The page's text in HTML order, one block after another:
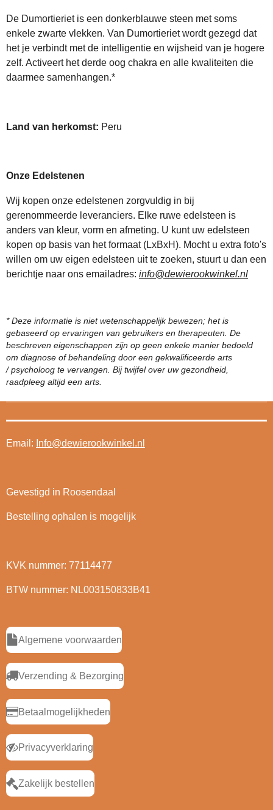
De Dumortieriet is een donkerblauwe steen met soms
enkele zwarte vlekken. Van Dumortieriet wordt gezegd dat
het je verbindt met de intelligentie en wijsheid van je hogere
zelf. Activeert het derde oog chakra en alle kwaliteiten die
daarmee samenhangen.*
Land van herkomst: Peru
Onze Edelstenen
Wij kopen onze edelstenen zorgvuldig in bij
gerenommeerde leveranciers. Elke ruwe edelsteen is
anders van kleur, vorm en afmeting. U kunt uw edelsteen
kopen op basis van het formaat (LxBxH). Mocht u extra foto's
willen om uw eigen edelsteen uit te zoeken, stuurt u dan een
berichtje naar ons emailadres: info@dewierookwinkel.nl
* Deze informatie is niet wetenschappelijk bewezen; het is
gebaseerd op ervaringen van gebruikers en therapeuten. De
beschreven eigenschappen zijn op geen enkele manier bedoeld
om diagnose of behandeling door een gekwalificeerde arts
/ psycholoog te vervangen. Bij twijfel over uw gezondheid,
raadpleeg altijd een arts.
Email: Info@dewierookwinkel.nl
Gevestigd in Roosendaal
Bestelling ophalen is mogelijk
KVK nummer: 77114477
BTW nummer: NL003150833B41
Algemene voorwaarden
Verzending & Bezorging
Betaalmogelijkheden
Privacyverklaring
Zakelijk bestellen